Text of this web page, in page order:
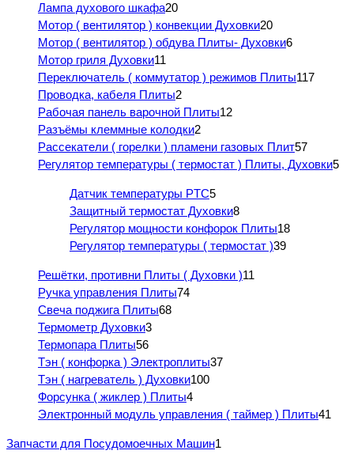
Лампа духового шкафа20
Мотор ( вентилятор ) конвекции Духовки20
Мотор ( вентилятор ) обдува Плиты- Духовки6
Мотор гриля Духовки11
Переключатель ( коммутатор ) режимов Плиты117
Проводка, кабеля Плиты2
Рабочая панель варочной Плиты12
Разъёмы клеммные колодки2
Рассекатели ( горелки ) пламени газовых Плит57
Регулятор температуры ( термостат ) Плиты, Духовки5
Датчик температуры PTC5
Защитный термостат Духовки8
Регулятор мощности конфорок Плиты18
Регулятор температуры ( термостат )39
Решётки, противни Плиты ( Духовки )11
Ручка управления Плиты74
Свеча поджига Плиты68
Термометр Духовки3
Термопара Плиты56
Тэн ( конфорка ) Электроплиты37
Тэн ( нагреватель ) Духовки100
Форсунка ( жиклер ) Плиты4
Электронный модуль управления ( таймер ) Плиты41
Запчасти для Посудомоечных Машин1